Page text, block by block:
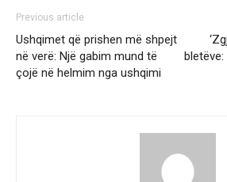
Previous article
Ushqimet që prishen më shpejt
në verë: Një gabim mund të
çojë në helmim nga ushqimi